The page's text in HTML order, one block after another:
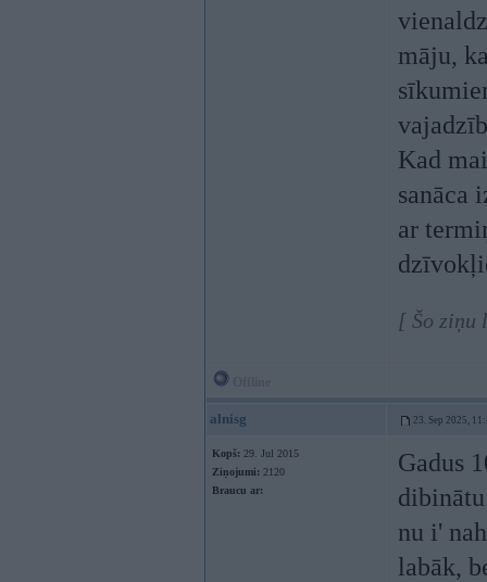
māju,
Kad
sanāca
ar
[ Šo ziņu
alnisg 23. Sep 2025,
Kopš: 29. Jul 2015
Ziņojumi: 2120
Braucu ar:
Gadus
nu i'
labāk,